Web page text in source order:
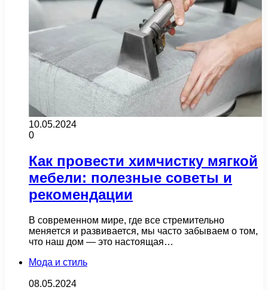
10.05.2024
0
Как провести химчистку мягкой
мебели: полезные советы и
рекомендации
В современном мире, где все стремительно
меняется и развивается, мы часто забываем о том,
что наш дом — это настоящая…
Мода и стиль
08.05.2024